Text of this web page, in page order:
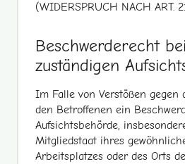
(WIDERSPRUCH NACH ART.
Beschwerde­recht
zuständigen
Im Falle von Verstößen gegen
den Betroffenen ein
Aufsichtsbehörde,
Mitgliedstaat ihres
Arbeitsplatzes oder des Orts